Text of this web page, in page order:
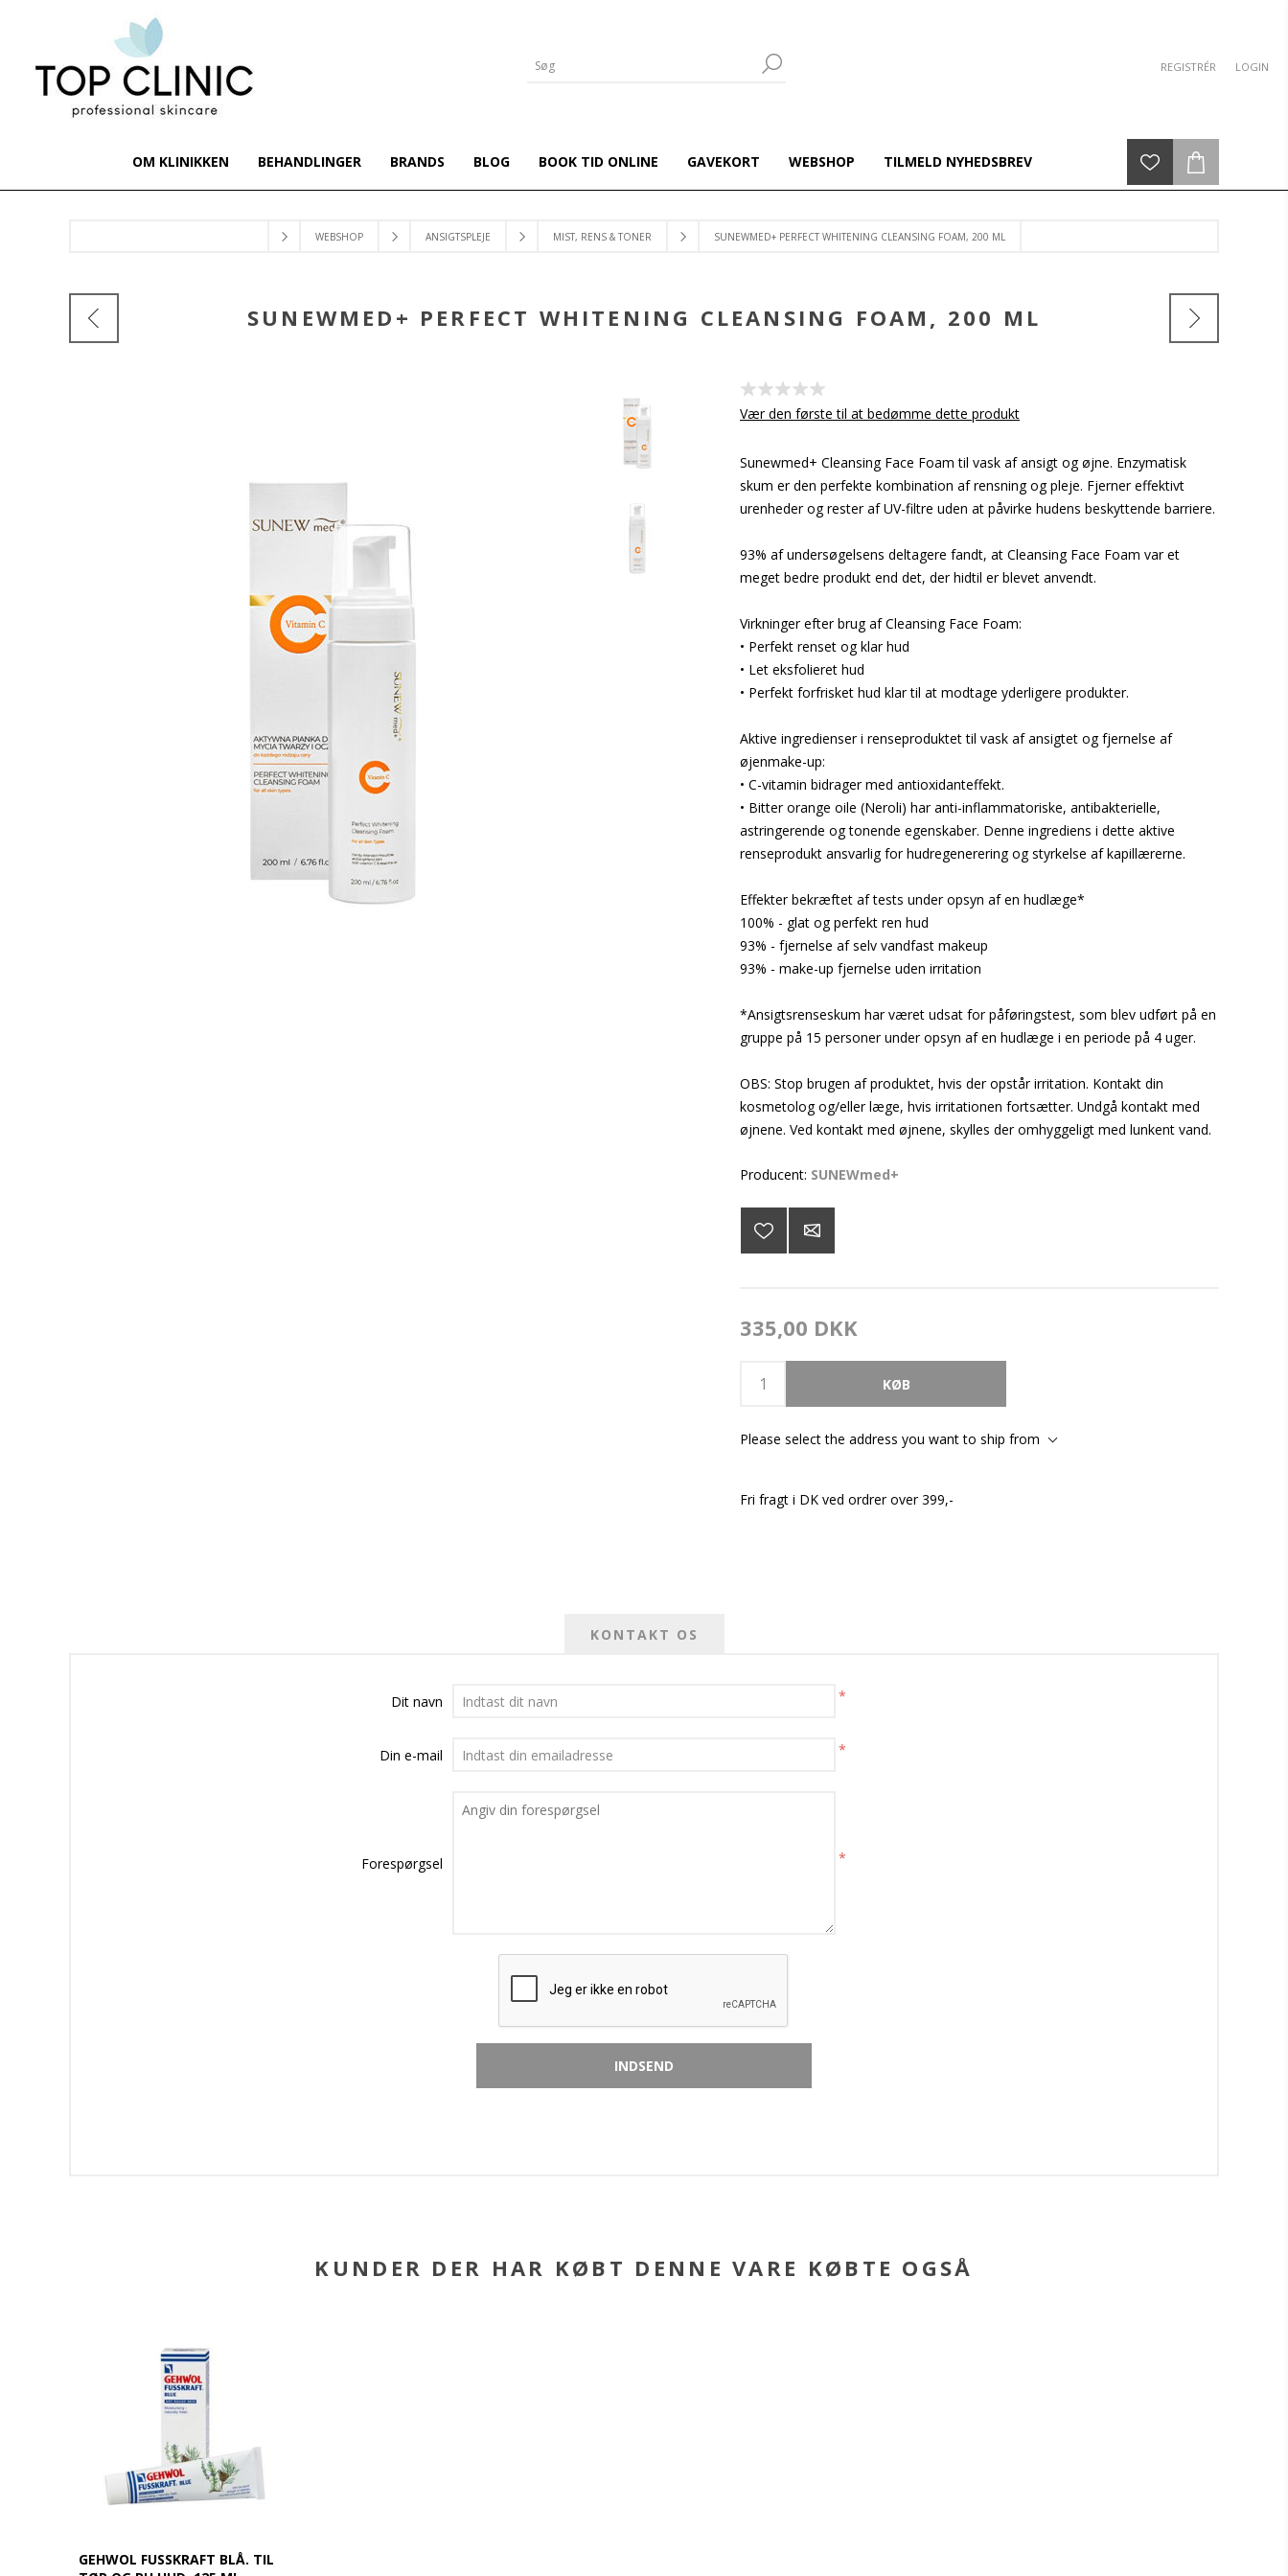
REGISTRÉR LOGIN
OM KLINIKKEN BEHANDLINGER BRANDS BLOG BOOK TID ONLINE GAVEKORT WEBSHOP TILMELD NYHEDSBREV
WEBSHOP ANSIGTSPLEJE MIST, RENS & TONER SUNEWMED+ PERFECT WHITENING CLEANSING FOAM, 200 ML
SUNEWMED+ PERFECT WHITENING CLEANSING FOAM, 200 ML
Vær den første til at bedømme dette produkt
Sunewmed+ Cleansing Face Foam til vask af ansigt og øjne. Enzymatisk
skum er den perfekte kombination af rensning og pleje. Fjerner effektivt
urenheder og rester af UV-filtre uden at påvirke hudens beskyttende barriere.
93% af undersøgelsens deltagere fandt, at Cleansing Face Foam var et
meget bedre produkt end det, der hidtil er blevet anvendt.
Virkninger efter brug af Cleansing Face Foam:
• Perfekt renset og klar hud
• Let eksfolieret hud
• Perfekt forfrisket hud klar til at modtage yderligere produkter.
Aktive ingredienser i renseproduktet til vask af ansigtet og fjernelse af
øjenmake-up:
• C-vitamin bidrager med antioxidanteffekt.
• Bitter orange oile (Neroli) har anti-inflammatoriske, antibakterielle,
astringerende og tonende egenskaber. Denne ingrediens i dette aktive
renseprodukt ansvarlig for hudregenerering og styrkelse af kapillærerne.
Effekter bekræftet af tests under opsyn af en hudlæge*
100% - glat og perfekt ren hud
93% - fjernelse af selv vandfast makeup
93% - make-up fjernelse uden irritation
*Ansigtsrenseskum har været udsat for påføringstest, som blev udført på en
gruppe på 15 personer under opsyn af en hudlæge i en periode på 4 uger.
OBS: Stop brugen af produktet, hvis der opstår irritation. Kontakt din
kosmetolog og/eller læge, hvis irritationen fortsætter. Undgå kontakt med
øjnene. Ved kontakt med øjnene, skylles der omhyggeligt med lunkent vand.
Producent: SUNEWmed+
335,00 DKK
Please select the address you want to ship from
Fri fragt i DK ved ordrer over 399,-
KONTAKT OS
Dit navn *
Din e-mail *
Forespørgsel *
KUNDER DER HAR KØBT DENNE VARE KØBTE OGSÅ
GEHWOL FUSSKRAFT BLÅ. TIL